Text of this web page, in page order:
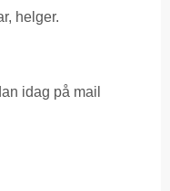
helger.
idag på mail